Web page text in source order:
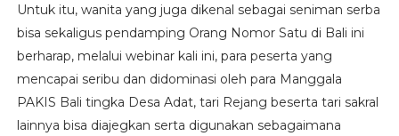
Untuk itu, wanita yang juga dikenal sebagai seniman serba
bisa sekaligus pendamping Orang Nomor Satu di Bali ini
berharap, melalui webinar kali ini, para peserta yang
mencapai seribu dan didominasi oleh para Manggala
PAKIS Bali tingka Desa Adat, tari Rejang beserta tari sakral
lainnya bisa diajegkan serta digunakan sebagaimana